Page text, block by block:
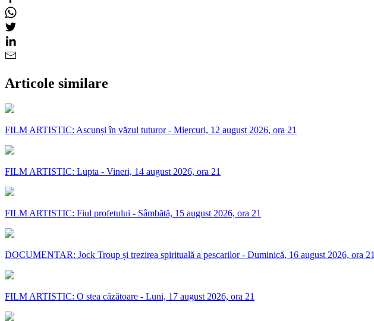
Articole similare
FILM ARTISTIC: Ascunși în văzul tuturor - Miercuri, 12 august 2026, ora 21
FILM ARTISTIC: Lupta - Vineri, 14 august 2026, ora 21
FILM ARTISTIC: Fiul profetului - Sâmbătă, 15 august 2026, ora 21
DOCUMENTAR: Jock Troup și trezirea spirituală a pescarilor - Duminică, 16 august 2026, ora 21
FILM ARTISTIC: O stea căzătoare - Luni, 17 august 2026, ora 21